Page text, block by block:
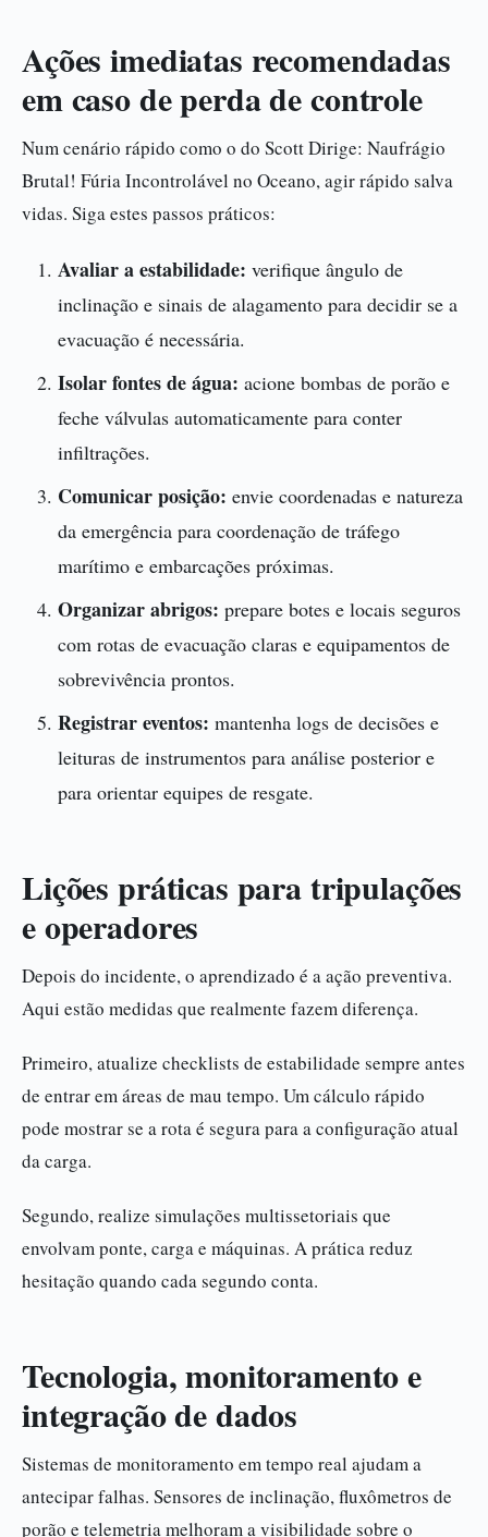
Ações imediatas recomendadas
em caso de perda de controle
Num cenário rápido como o do Scott Dirige: Naufrágio
Brutal! Fúria Incontrolável no Oceano, agir rápido salva
vidas. Siga estes passos práticos:
Avaliar a estabilidade: verifique ângulo de
inclinação e sinais de alagamento para decidir se a
evacuação é necessária.
Isolar fontes de água: acione bombas de porão e
feche válvulas automaticamente para conter
infiltrações.
Comunicar posição: envie coordenadas e natureza
da emergência para coordenação de tráfego
marítimo e embarcações próximas.
Organizar abrigos: prepare botes e locais seguros
com rotas de evacuação claras e equipamentos de
sobrevivência prontos.
Registrar eventos: mantenha logs de decisões e
leituras de instrumentos para análise posterior e
para orientar equipes de resgate.
Lições práticas para tripulações
e operadores
Depois do incidente, o aprendizado é a ação preventiva.
Aqui estão medidas que realmente fazem diferença.
Primeiro, atualize checklists de estabilidade sempre antes
de entrar em áreas de mau tempo. Um cálculo rápido
pode mostrar se a rota é segura para a configuração atual
da carga.
Segundo, realize simulações multissetoriais que
envolvam ponte, carga e máquinas. A prática reduz
hesitação quando cada segundo conta.
Tecnologia, monitoramento e
integração de dados
Sistemas de monitoramento em tempo real ajudam a
antecipar falhas. Sensores de inclinação, fluxômetros de
porão e telemetria melhoram a visibilidade sobre o